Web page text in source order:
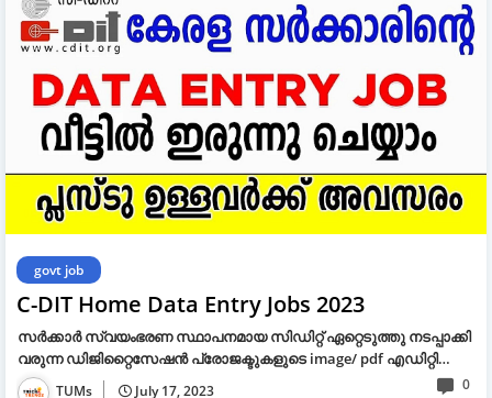
govt job
C-DIT Home Data Entry Jobs 2023
സര്‍ക്കാര്‍ സ്വയംഭരണ സ്ഥാപനമായ സിഡിറ്റ് ഏറ്റെടുത്തു നടപ്പാക്കി
വരുന്ന ഡിജിറ്റൈസേഷന്‍ പ്രോജക്ടുകളുടെ image/ pdf എഡിറ്റി…
TUMs July 17, 2023 0